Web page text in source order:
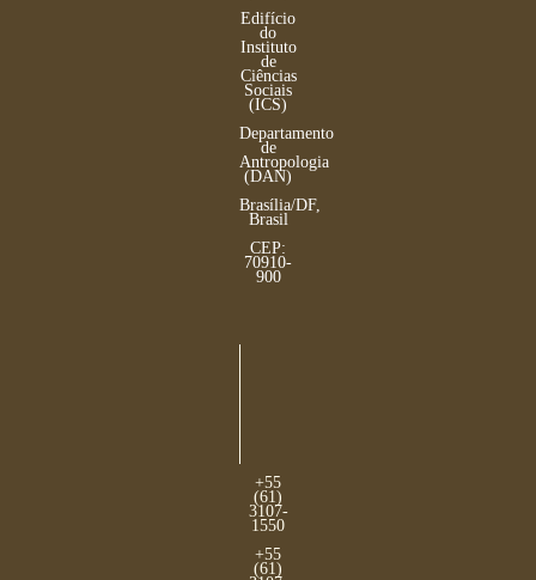
Edifício
do
Instituto
de
Ciências
Sociais
(ICS)
Departamento
de
Antropologia
(DAN)
Brasília/DF,
Brasil
CEP:
70910-
900
+55
(61)
3107-
1550
+55
(61)